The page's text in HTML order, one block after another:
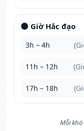
🌑 Giờ Hắc đạo
3h – 4h
11h – 12h
17h – 18h
Mỗi